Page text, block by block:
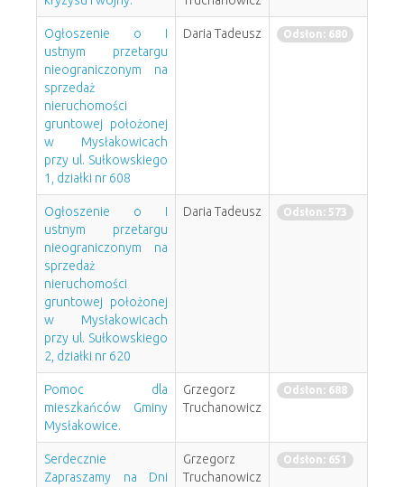
Ogłoszenie o I
ustnym przetargu
nieograniczonym na
sprzedaż
nieruchomości
gruntowej położonej
w Mysłakowicach
przy ul. Sułkowskiego
1, działki nr 608
Daria Tadeusz Odsłon: 680
Ogłoszenie o I
ustnym przetargu
nieograniczonym na
sprzedaż
nieruchomości
gruntowej położonej
w Mysłakowicach
przy ul. Sułkowskiego
2, działki nr 620
Daria Tadeusz Odsłon: 573
Pomoc dla
mieszkańców Gminy
Mysłakowice.
Grzegorz
Truchanowicz
Odsłon: 688
Serdecznie
Zapraszamy na Dni
Grzegorz
Truchanowicz
Odsłon: 651